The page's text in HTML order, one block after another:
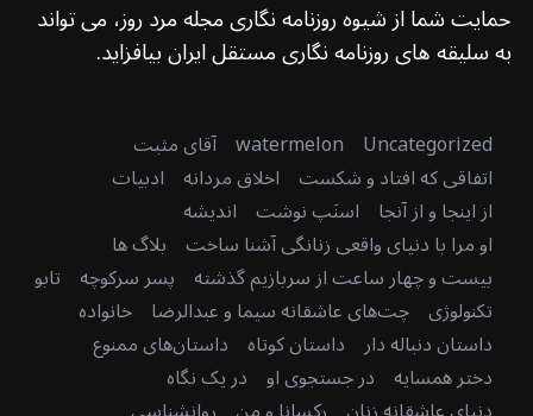
حمایت شما از شیوه روزنامه نگاری مجله مرد روز، می تواند
به سلیقه های روزنامه نگاری مستقل ایران بیافزاید.
Uncategorized
watermelon آقای مثبت
اتفاقی که افتاد و شکست اخلاق مردانه ادبیات
از اینجا و از آنجا اسنَپ نوشت اندیشه
او مرا با دنیای واقعی زنانگی آشنا ساخت بلاگ ها
بیست و چهار ساعت از سربازیم گذشته پسر سرکوچه تابو
تکنولوژی چت‌های عاشقانه سیما و عبدالرضا خانواده
داستان دنباله دار داستان کوتاه داستان‌های ممنوع
دختر همسایه در جستجوی او در یک نگاه